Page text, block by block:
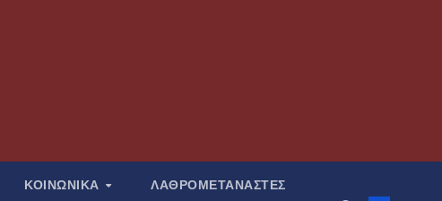
ΚΟΙΝΩΝΙΚΑ ΛΑΘΡΟΜΕΤΑΝΑΣΤΕΣ